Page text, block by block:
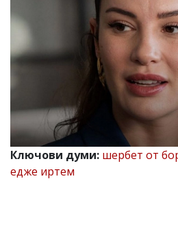
Веселин
email:
v.vasilev@flagman.bg
k.kassabova@flagman.bg
редактор:
Иван
Колев,
email:
Ключови думи: шербет от
едже иртем